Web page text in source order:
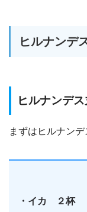
ヒルナンデ
ヒルナンデ
まずはヒルナン
・イカ ２杯